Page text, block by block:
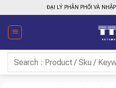
qua
nội
dung
ĐẠI LÝ PHÂN PHỐI VÀ
kiếm: